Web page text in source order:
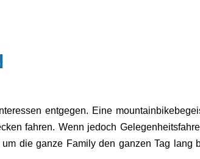
entgegen. Eine
fahren. Wenn jedoch
die ganze Family den ganzen Tag lang